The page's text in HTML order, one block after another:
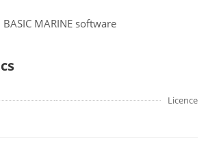
MARINE software
Licence